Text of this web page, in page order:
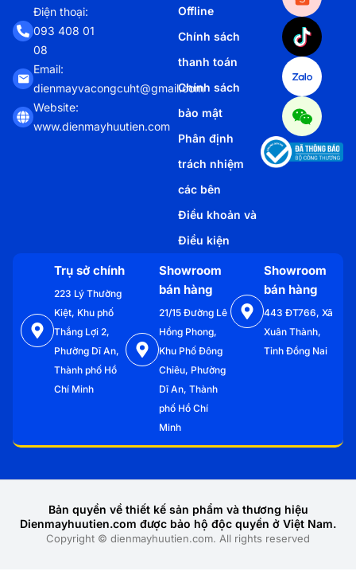
Điện thoại:
093 408 01
08
Email:
dienmayvacongcuht@gmail.com
Website:
www.dienmayhuutien.com
Offline
Chính sách
thanh toán
Chính sách
bảo mật
Phân định
trách nhiệm
các bên
Điều khoản và
Điều kiện
Trụ sở chính
223 Lý Thường
Kiệt, Khu phố
Thắng Lợi 2,
Phường Dĩ An,
Thành phố Hồ
Chí Minh
Showroom
bán hàng
21/15 Đường Lê
Hồng Phong,
Khu Phố Đông
Chiêu, Phường
Dĩ An, Thành
phố Hồ Chí
Minh
Showroom
bán hàng
443 ĐT766, Xã
Xuân Thành,
Tỉnh Đồng Nai
Copyright © dienmayhuutien.com. All rights reserved
Bản quyền về thiết kế sản phẩm và thương hiệu
Dienmayhuutien.com được bảo hộ độc quyền ở Việt Nam.